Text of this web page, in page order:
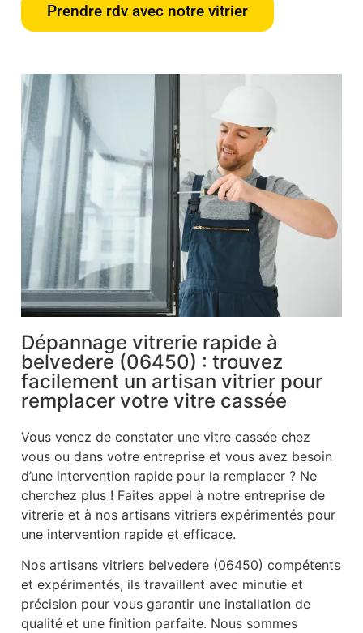
Prendre rdv avec notre vitrier
Dépannage vitrerie rapide à
belvedere (06450) : trouvez
facilement un artisan vitrier pour
remplacer votre vitre cassée
Vous venez de constater une vitre cassée chez
vous ou dans votre entreprise et vous avez besoin
d’une intervention rapide pour la remplacer ? Ne
cherchez plus ! Faites appel à notre entreprise de
vitrerie et à nos artisans vitriers expérimentés pour
une intervention rapide et efficace.
Nos artisans vitriers belvedere (06450) compétents
et expérimentés, ils travaillent avec minutie et
précision pour vous garantir une installation de
qualité et une finition parfaite. Nous sommes